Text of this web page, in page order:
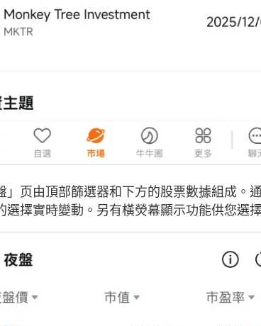
」页由頂部篩選器和下方的股票數據組成。
選擇實時變動。另有橫熒幕顯示功能供您選